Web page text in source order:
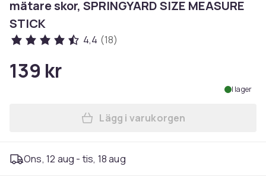
mätare skor, SPRINGYARD SIZE MEASURE
STICK
4,4 (18)
139 kr
I lager
Lägg till skomätare,
Lägg i varukorgen
Ons, 12 aug - tis, 18 aug